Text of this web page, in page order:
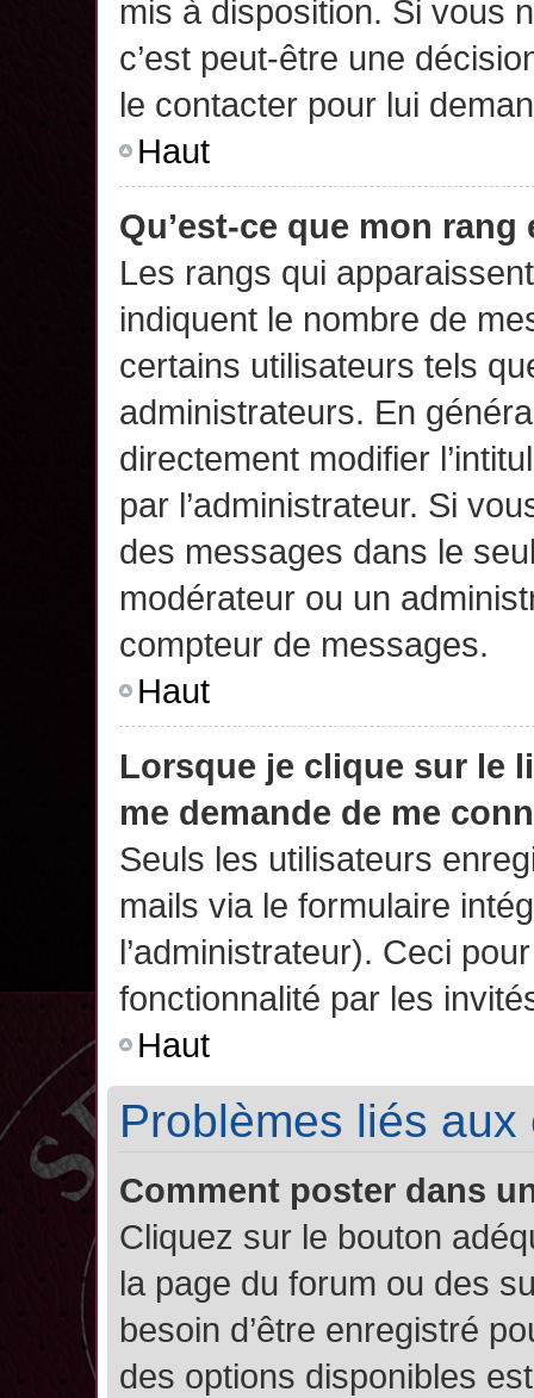
mis à disposition. Si vous
c’est peut-être une
le contacter pour lui
Haut
Qu’est-ce que mon
Les rangs qui
indiquent le nombre de
certains utilisateurs tels
administrateurs. En
directement modifier
par l’administrateur. Si
des messages dans le
modérateur ou un
compteur de messages.
Haut
Lorsque je clique sur le
me demande de me
Seuls les utilisateurs
mails via le formulaire
l’administrateur). Ceci
fonctionnalité par les
Haut
Problèmes liés
Comment poster dans
Cliquez sur le bouton
la page du forum ou des
besoin d’être enregistré
des options disponibles